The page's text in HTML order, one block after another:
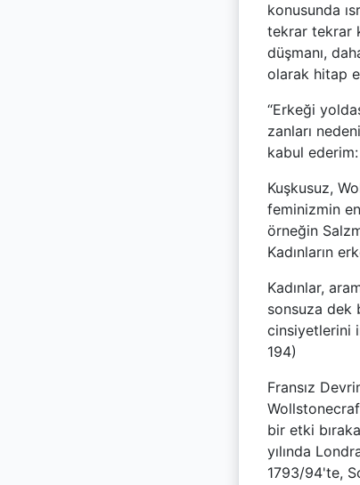
konusunda
tekrar tekrar
düşmanı,
olarak hitap
“Erkeği
zanları
kabul
Kuşkusuz,
feminizmin
örneğin
Kadınların
Kadınlar,
sonsuza dek
cinsiyetlerini
194)
Fransız
bir etki
yılında
1793/94'te,